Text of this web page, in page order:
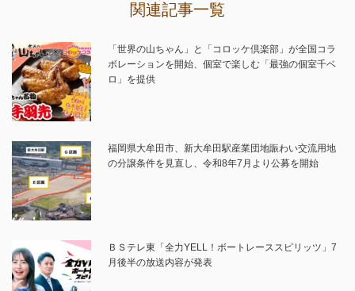
関連記事一覧
「世界の山ちゃん」と「コロッケ倶楽部」が全国コラ
ボレーションを開始、個室で楽しむ「最強の個室千ベ
ロ」を提供
福岡県大牟田市、新大牟田駅産業団地賑わい交流用地
の分譲条件を見直し、令和8年7月より公募を開始
ＢＳテレ東「全力YELL！ボートレーススピリッツ」7
月後半の放送内容が発表